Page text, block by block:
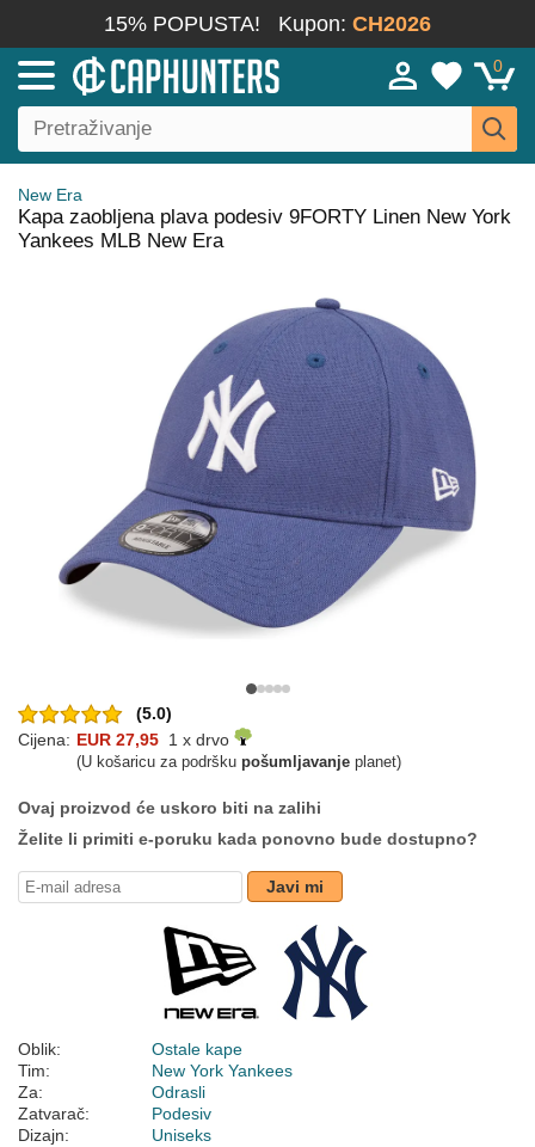
15% POPUSTA! Kupon: CH2026
0
New Era
Kapa zaobljena plava podesiv 9FORTY Linen New York
Yankees MLB New Era
(5.0)
Cijena: EUR 27,95 1 x drvo
(U košaricu za podršku pošumljavanje planet)
Ovaj proizvod će uskoro biti na zalihi
Želite li primiti e-poruku kada ponovno bude dostupno?
Javi mi
Oblik:
Ostale kape
Tim:
New York Yankees
Za:
Odrasli
Zatvarač:
Podesiv
Dizajn:
Uniseks